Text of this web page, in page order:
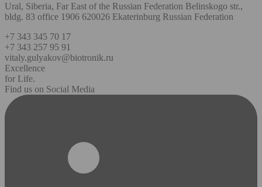
Ural, Siberia, Far East of the Russian Federation Belinskogo str.,
bldg. 83 office 1906 620026 Ekaterinburg Russian Federation
+7 343 345 70 17
+7 343 257 95 91
vitaly.gulyakov@biotronik.ru
Excellence
for Life.
Find us on Social Media